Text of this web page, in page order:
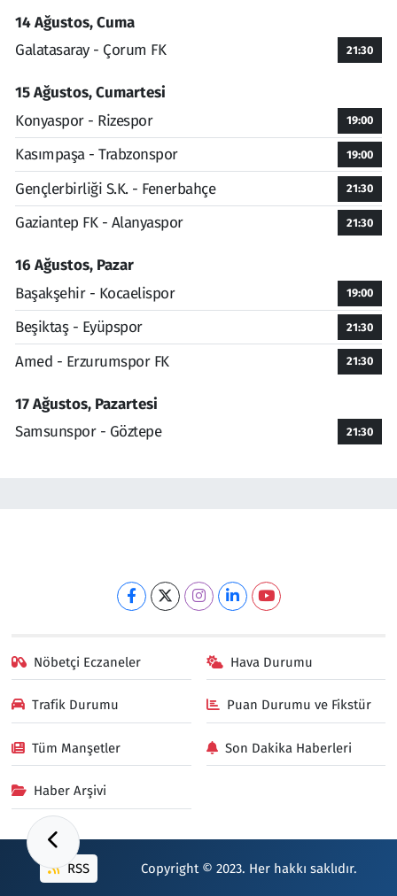
14 Ağustos, Cuma
Galatasaray - Çorum FK
21:30
15 Ağustos, Cumartesi
Konyaspor - Rizespor
19:00
Kasımpaşa - Trabzonspor 19:00
Gençlerbirliği S.K. - Fenerbahçe 21:30
Gaziantep FK - Alanyaspor 21:30
16 Ağustos, Pazar
Başakşehir - Kocaelispor
19:00
Beşiktaş - Eyüpspor 21:30
Amed - Erzurumspor FK 21:30
17 Ağustos, Pazartesi
Samsunspor - Göztepe
21:30
Nöbetçi Eczaneler Hava Durumu
Trafik Durumu Puan Durumu ve Fikstür
Tüm Manşetler Son Dakika Haberleri
Haber Arşivi
RSS Copyright © 2023. Her hakkı saklıdır.